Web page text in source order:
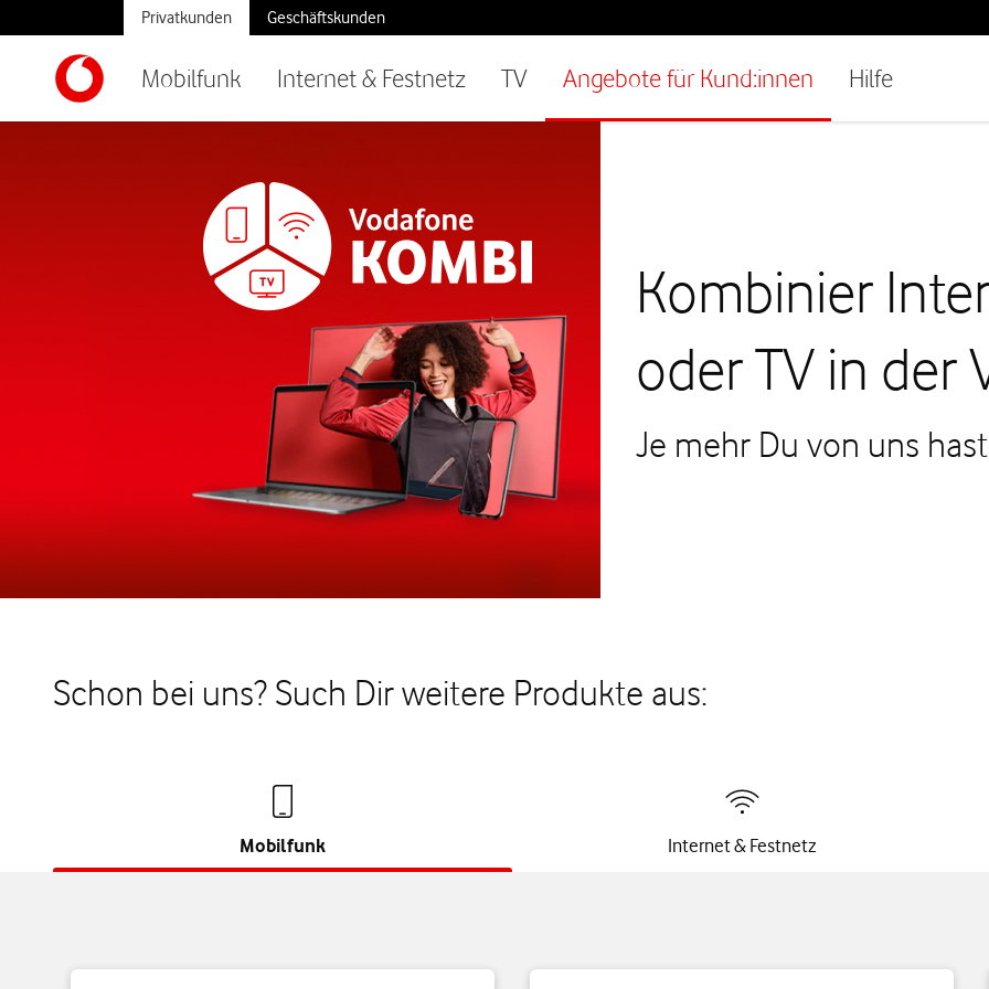
Mobilfunk Internet & Festnetz TV Angebote für Kund:innen Hilfe
Privatkunden Geschäftskunden
Kombinier
oder TV in der
Je mehr Du von uns
Schon bei uns? Such Dir weitere Produkte aus:
Mobilfunk Internet & Festnetz